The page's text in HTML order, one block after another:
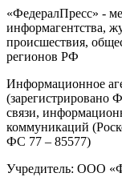
«ФедералПресс» -
информагентства,
происшествия,
регионов РФ
Информационное
(зарегистрировано
связи,
коммуникаций
ФС 77 – 85577)
Учредитель: ООО